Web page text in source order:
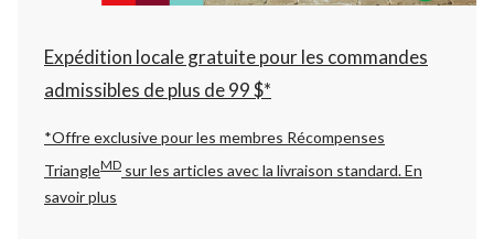
Expédition locale gratuite pour les commandes
admissibles de plus de 99 $*
*Offre exclusive pour les membres Récompenses
TriangleMD sur les articles avec la livraison standard.En
savoir plus